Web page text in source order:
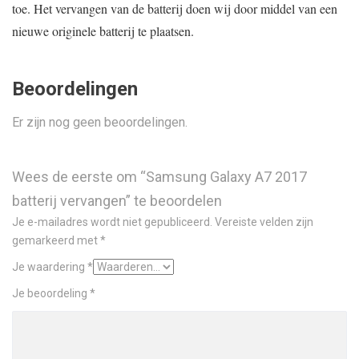
toe. Het vervangen van de batterij doen wij door middel van een
nieuwe originele batterij te plaatsen.
Beoordelingen
Er zijn nog geen beoordelingen.
Wees de eerste om “Samsung Galaxy A7 2017
batterij vervangen” te beoordelen
Je e-mailadres wordt niet gepubliceerd. Vereiste velden zijn
gemarkeerd met*
Je waardering *
Je beoordeling *